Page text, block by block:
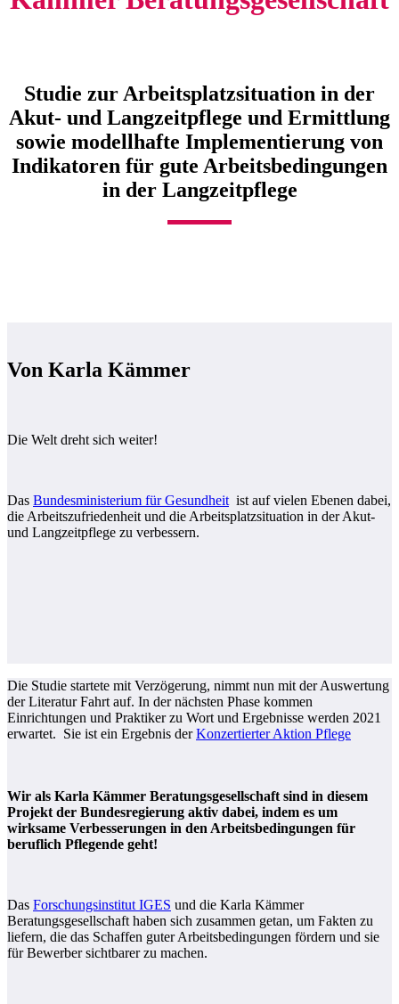
Studie zur Arbeitsplatzsituation in der
Akut- und Langzeitpflege und Ermittlung
sowie modellhafte Implementierung von
Indikatoren für gute Arbeitsbedingungen
in der Langzeitpflege
Von Karla Kämmer
Die Welt dreht sich weiter!
Das Bundesministerium für Gesundheit ist auf vielen Ebenen dabei,
die Arbeitszufriedenheit und die Arbeitsplatzsituation in der Akut-
und Langzeitpflege zu verbessern.
Die Studie startete mit Verzögerung, nimmt nun mit der Auswertung
der Literatur Fahrt auf. In der nächsten Phase kommen
Einrichtungen und Praktiker zu Wort und Ergebnisse werden 2021
erwartet. Sie ist ein Ergebnis derKonzertierter Aktion Pflege
Wir als Karla Kämmer Beratungsgesellschaft sind in diesem
Projekt der Bundesregierung aktiv dabei, indem es um
wirksame Verbesserungen in den Arbeitsbedingungen für
beruflich Pflegende geht!
Das Forschungsinstitut IGES und die Karla Kämmer
Beratungsgesellschaft haben sich zusammen getan, um Fakten zu
liefern, die das Schaffen guter Arbeitsbedingungen fördern und sie
für Bewerber sichtbarer zu machen.